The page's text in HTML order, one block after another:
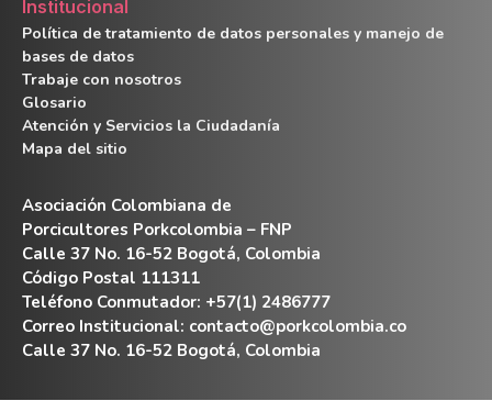
Institucional
Política de tratamiento de datos personales y manejo de
bases de datos
Trabaje con nosotros
Glosario
Atención y Servicios la Ciudadanía
Mapa del sitio
Asociación Colombiana de
Porcicultores Porkcolombia – FNP
Calle 37 No. 16-52 Bogotá, Colombia
Código Postal 111311
Teléfono Conmutador: +57(1) 2486777
Correo Institucional: contacto@porkcolombia.co
Calle 37 No. 16-52 Bogotá, Colombia